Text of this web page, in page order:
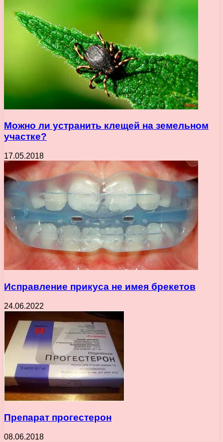
Можно ли устранить клещей на земельном
участке?
17.05.2018
Исправление прикуса не имея брекетов
24.06.2022
Препарат прогестерон
08.06.2018